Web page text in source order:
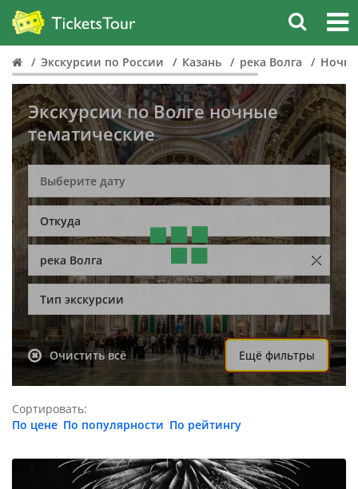
Экскурсии по России Казань река Волга
Экскурсии по Волге ночные
тематические
Откуда
река Волга
Тип экскурсии
Очистить всё Ещё фильтры
Сортировать:
По цене По популярности По рейтингу